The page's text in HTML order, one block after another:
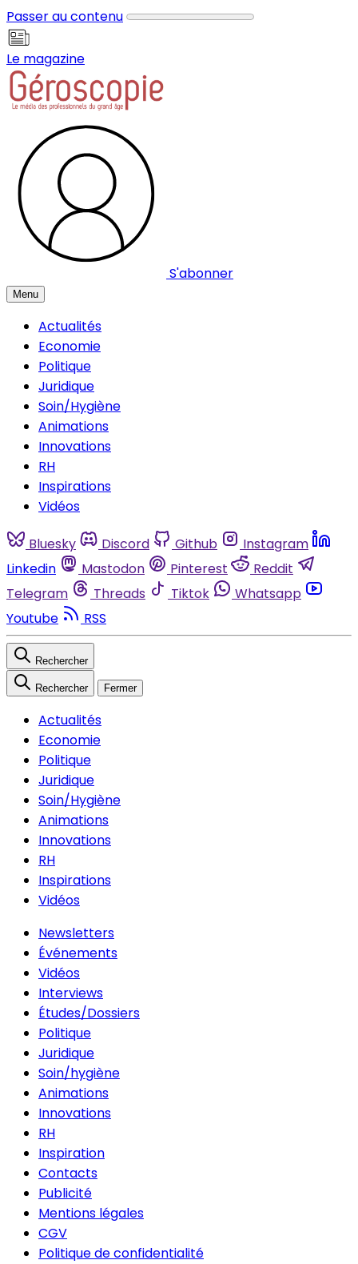
Passer au contenu
Le magazine
S'abonner
Menu
Actualités
Economie
Politique
Juridique
Soin/Hygiène
Animations
Innovations
RH
Inspirations
Vidéos
Bluesky Discord Github
Instagram
Linkedin
Mastodon Pinterest
Reddit
Telegram
Threads Tiktok
Whatsapp
Youtube
RSS
Rechercher
Rechercher Fermer
Actualités
Economie
Politique
Juridique
Soin/Hygiène
Animations
Innovations
RH
Inspirations
Vidéos
Newsletters
Événements
Vidéos
Interviews
Études/Dossiers
Politique
Juridique
Soin/hygiène
Animations
Innovations
RH
Inspiration
Contacts
Publicité
Mentions légales
CGV
Politique de confidentialité
Panneau de gestion des cookies